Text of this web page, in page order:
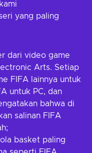
yang paling
dari video game
Arts. Setiap
FIFA lainnya untuk
untuk PC, dan
bahwa di
salinan FIFA
basket paling